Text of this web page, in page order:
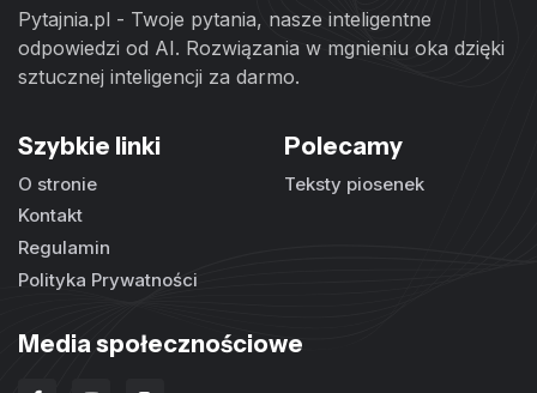
Pytajnia.pl - Twoje pytania, nasze inteligentne
odpowiedzi od AI. Rozwiązania w mgnieniu oka dzięki
sztucznej inteligencji za darmo.
Szybkie linki
O stronie
Kontakt
Regulamin
Polityka Prywatności
Polecamy
Teksty piosenek
Media społecznościowe